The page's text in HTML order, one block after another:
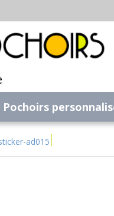
Pochoirs
ad015